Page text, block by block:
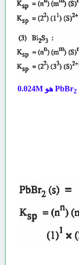
2 هو 0.024M